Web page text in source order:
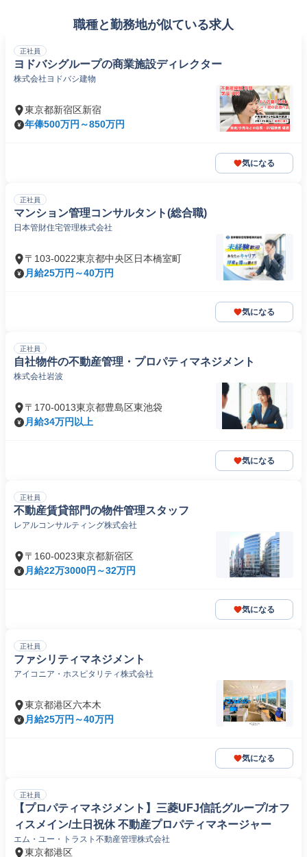
職種と勤務地が似ている求人
正社員
ヨドバシグループの商業施設ディレクター
株式会社ヨドバシ建物
東京都新宿区新宿
年俸500万円～850万円
気になる
正社員
マンション管理コンサルタント(総合職)
日本管財住宅管理株式会社
〒103-0022東京都中央区日本橋室町
月給25万円～40万円
気になる
正社員
自社物件の不動産管理・プロパティマネジメント
株式会社岩波
〒170-0013東京都豊島区東池袋
月給34万円以上
気になる
正社員
不動産賃貸部門の物件管理スタッフ
レアルコンサルティング株式会社
〒160-0023東京都新宿区
月給22万3000円～32万円
気になる
正社員
ファシリティマネジメント
アイコニア・ホスピタリティ株式会社
東京都港区六本木
月給25万円～40万円
気になる
正社員
【プロパティマネジメント】三菱UFJ信託グループ/オフ
ィスメイン/土日祝休 不動産プロパティマネージャー
エム・ユー・トラスト不動産管理株式会社
東京都港区